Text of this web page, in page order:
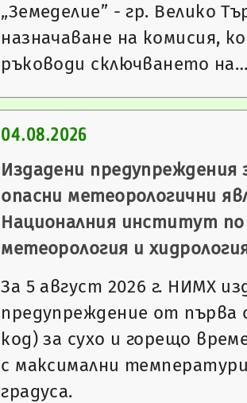
„Земеделие” - гр. Велико
назначаване на комисия,
ръководи сключването
04.08.2026
Издадени предупреждения
опасни метеорологични
Националния институт по
метеорология и
За 5 август 2026 г. НИМХ
предупреждение от
код) за сухо и горещо
с максимални
градуса.